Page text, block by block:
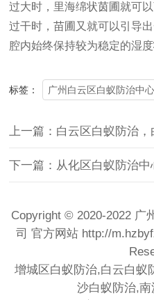
过大时，里海绵状茵圃就可
过干时，苗圃又就可以引导
腔内始终保持较为稳定的湿度
标签： 广州白云区白蚁防治中心
下一篇：从化区白蚁防治
Copyright © 2020-2022 广
司 官方网站 http://
增城区白蚁防治,白云白蚁
沙白蚁防治,